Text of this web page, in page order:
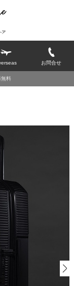
お問合せ
料